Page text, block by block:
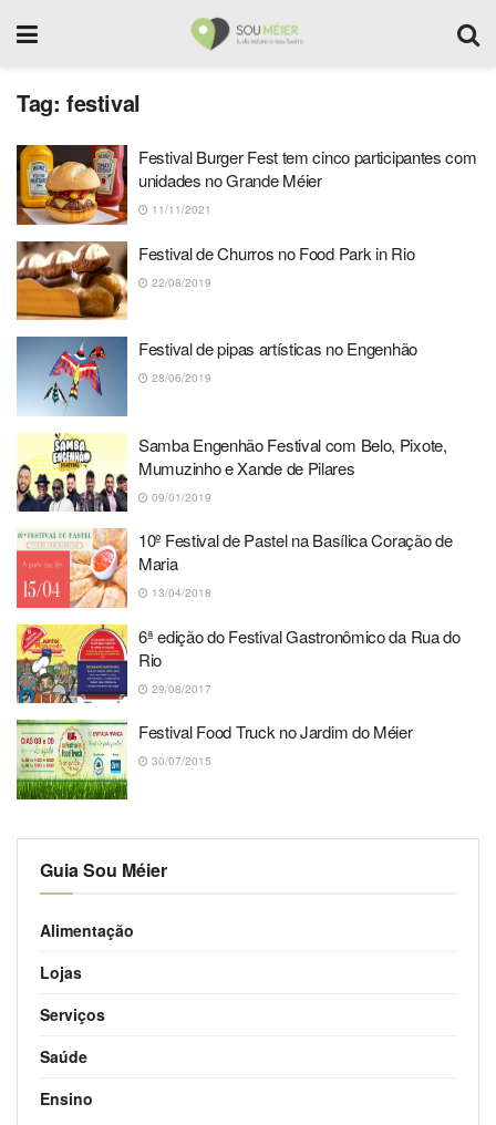
Tag: festival
Festival Burger Fest tem cinco participantes com
unidades no Grande Méier
11/11/2021
Festival de Churros no Food Park in Rio
22/08/2019
Festival de pipas artísticas no Engenhão
28/06/2019
Samba Engenhão Festival com Belo, Pixote,
Mumuzinho e Xande de Pilares
09/01/2019
10º Festival de Pastel na Basílica Coração de
Maria
13/04/2018
6ª edição do Festival Gastronômico da Rua do
Rio
29/08/2017
Festival Food Truck no Jardim do Méier
30/07/2015
Guia Sou Méier
Alimentação
Lojas
Serviços
Saúde
Ensino